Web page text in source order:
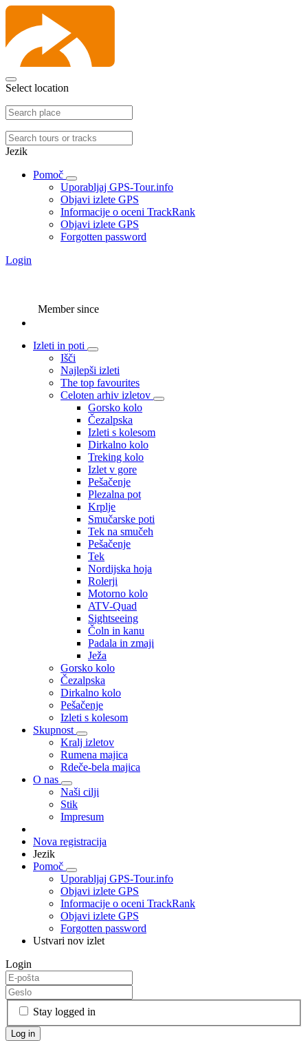
Select location
Jezik
Pomoč
Uporabljaj GPS-Tour.info
Objavi izlete GPS
Informacije o oceni TrackRank
Objavi izlete GPS
Forgotten password
Login
Member since
Izleti in poti
Išči
Najlepši izleti
The top favourites
Celoten arhiv izletov
Gorsko kolo
Čezalpska
Izleti s kolesom
Dirkalno kolo
Treking kolo
Izlet v gore
Pešačenje
Plezalna pot
Krplje
Smučarske poti
Tek na smučeh
Pešačenje
Tek
Nordijska hoja
Rolerji
Motorno kolo
ATV-Quad
Sightseeing
Čoln in kanu
Padala in zmaji
Ježa
Gorsko kolo
Čezalpska
Dirkalno kolo
Pešačenje
Izleti s kolesom
Skupnost
Kralj izletov
Rumena majica
Rdeče-bela majica
O nas
Naši cilji
Stik
Impresum
Nova registracija
Jezik
Pomoč
Uporabljaj GPS-Tour.info
Objavi izlete GPS
Informacije o oceni TrackRank
Objavi izlete GPS
Forgotten password
Ustvari nov izlet
Login
Stay logged in